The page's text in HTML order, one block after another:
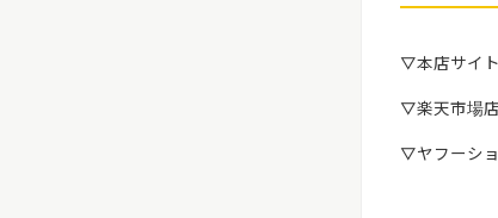
▽本店サイ
▽楽天市場
▽ヤフーシ